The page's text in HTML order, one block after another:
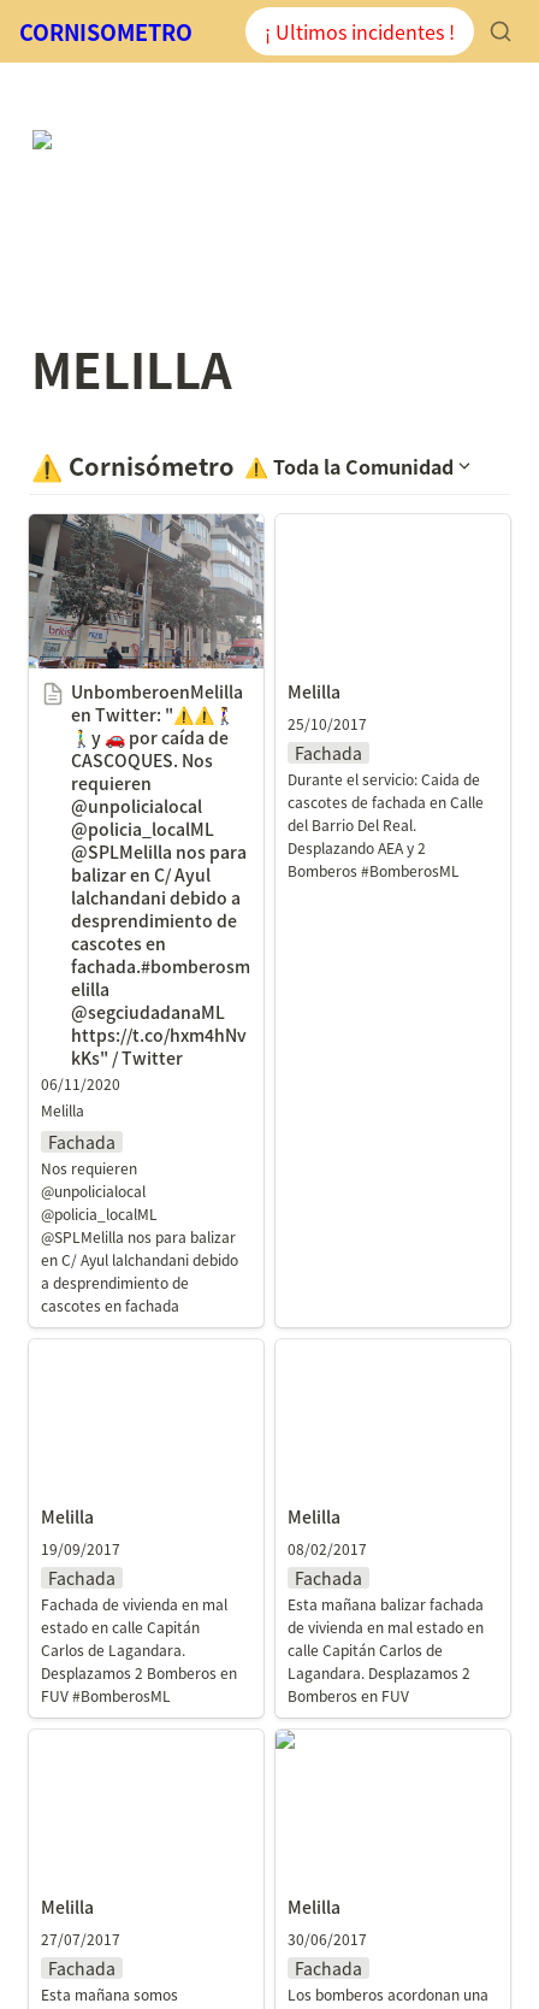
CORNISOMETRO ¡ Ultimos incidentes !
MELILLA
⚠️ Cornisómetro ⚠️ Toda la Comunidad
UnbomberoenMelilla en
Twitter: "⚠️⚠️🚶‍♀️🚶‍♂️y 🚗
por caída de CASCOQUES.
Nos requieren
@unpolicialocal
@policia_localML
@SPLMelilla nos para
balizar en C/ Ayul
lalchandani debido a
desprendimiento de
cascotes en
fachada.#bomberosmelill
a @segciudadanaML
https://t.co/hxm4hNvkKs"
/ Twitter
UnbomberoenMelilla
en Twitter: "⚠️⚠️🚶‍♀️
🚶‍♂️y 🚗 por caída de
CASCOQUES. Nos
requieren
@unpolicialocal
@policia_localML
@SPLMelilla nos para
balizar en C/ Ayul
lalchandani debido a
desprendimiento de
cascotes en
fachada.#bomberosm
elilla
@segciudadanaML
https://t.co/hxm4hNv
kKs" / Twitter
06/11/2020
Melilla
Fachada
Nos requieren
@unpolicialocal
@policia_localML
@SPLMelilla nos para balizar
en C/ Ayul lalchandani debido
a desprendimiento de
cascotes en fachada
Melilla
25/10/2017
Fachada
Durante el servicio: Caida de
cascotes de fachada en Calle
del Barrio Del Real.
Desplazando AEA y 2
Bomberos #BomberosML
Melilla
19/09/2017
Fachada
Fachada de vivienda en mal
estado en calle Capitán
Carlos de Lagandara.
Desplazamos 2 Bomberos en
FUV #BomberosML
Melilla
08/02/2017
Fachada
Esta mañana balizar fachada
de vivienda en mal estado en
calle Capitán Carlos de
Lagandara. Desplazamos 2
Bomberos en FUV
Melilla
27/07/2017
Fachada
Esta mañana somos
Melilla
Melilla
30/06/2017
Fachada
Los bomberos acordonan una